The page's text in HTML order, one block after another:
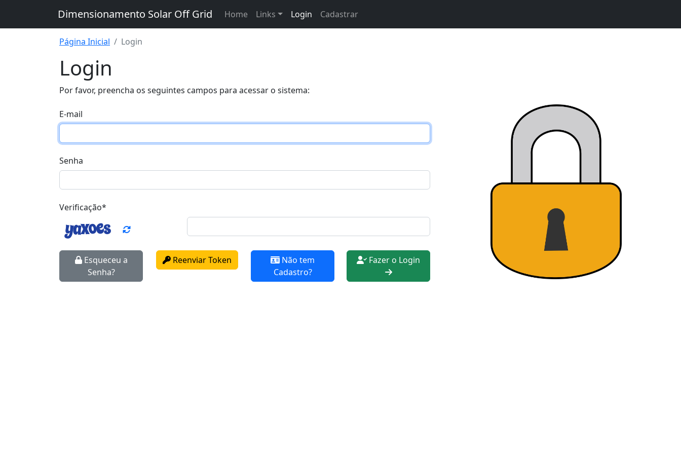
Dimensionamento Solar Off Grid Home Links Login Cadastrar
Página Inicial Login
Login
Por favor, preencha os seguintes campos para acessar o sistema:
E-mail
Senha
Verificação*
Esqueceu a
Senha?
Reenviar Token
Não tem
Cadastro?